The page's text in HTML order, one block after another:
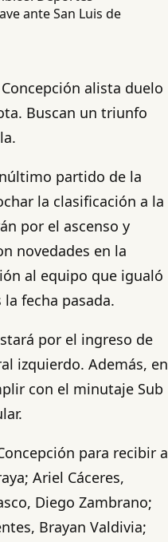
alista duelo
Buscan un triunfo
partido de la
la clasificación a la
por el ascenso y
novedades en la
al equipo que igualó
fecha pasada.
por el ingreso de
izquierdo. Además, en
con el minutaje Sub
para recibir a
Ariel Cáceres,
Diego Zambrano;
Brayan Valdivia;